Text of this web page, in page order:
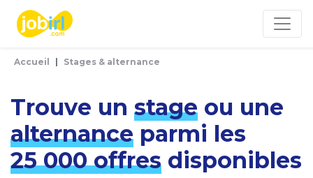
Accueil Stages & alternance
Trouve un stage ou une
alternance parmi les
25 000 offres disponibles
Panneau de gestion des cookies